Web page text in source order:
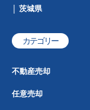
茨城県
カテゴリー
不動産売却
任意売却